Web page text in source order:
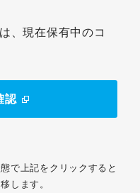
、現在保有中のコ
認
で上記をクリックすると
します。